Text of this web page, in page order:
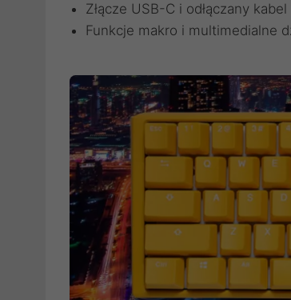
Złącze USB-C i odłączany
Funkcje makro i multimedialne